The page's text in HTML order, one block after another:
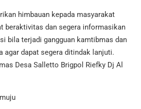
himbauan kepada masyarakat
beraktivitas dan segera informasikan
bila terjadi gangguan kamtibmas dan
agar dapat segera ditindak lanjuti.
Desa Salletto Brigpol Riefky Dj Al